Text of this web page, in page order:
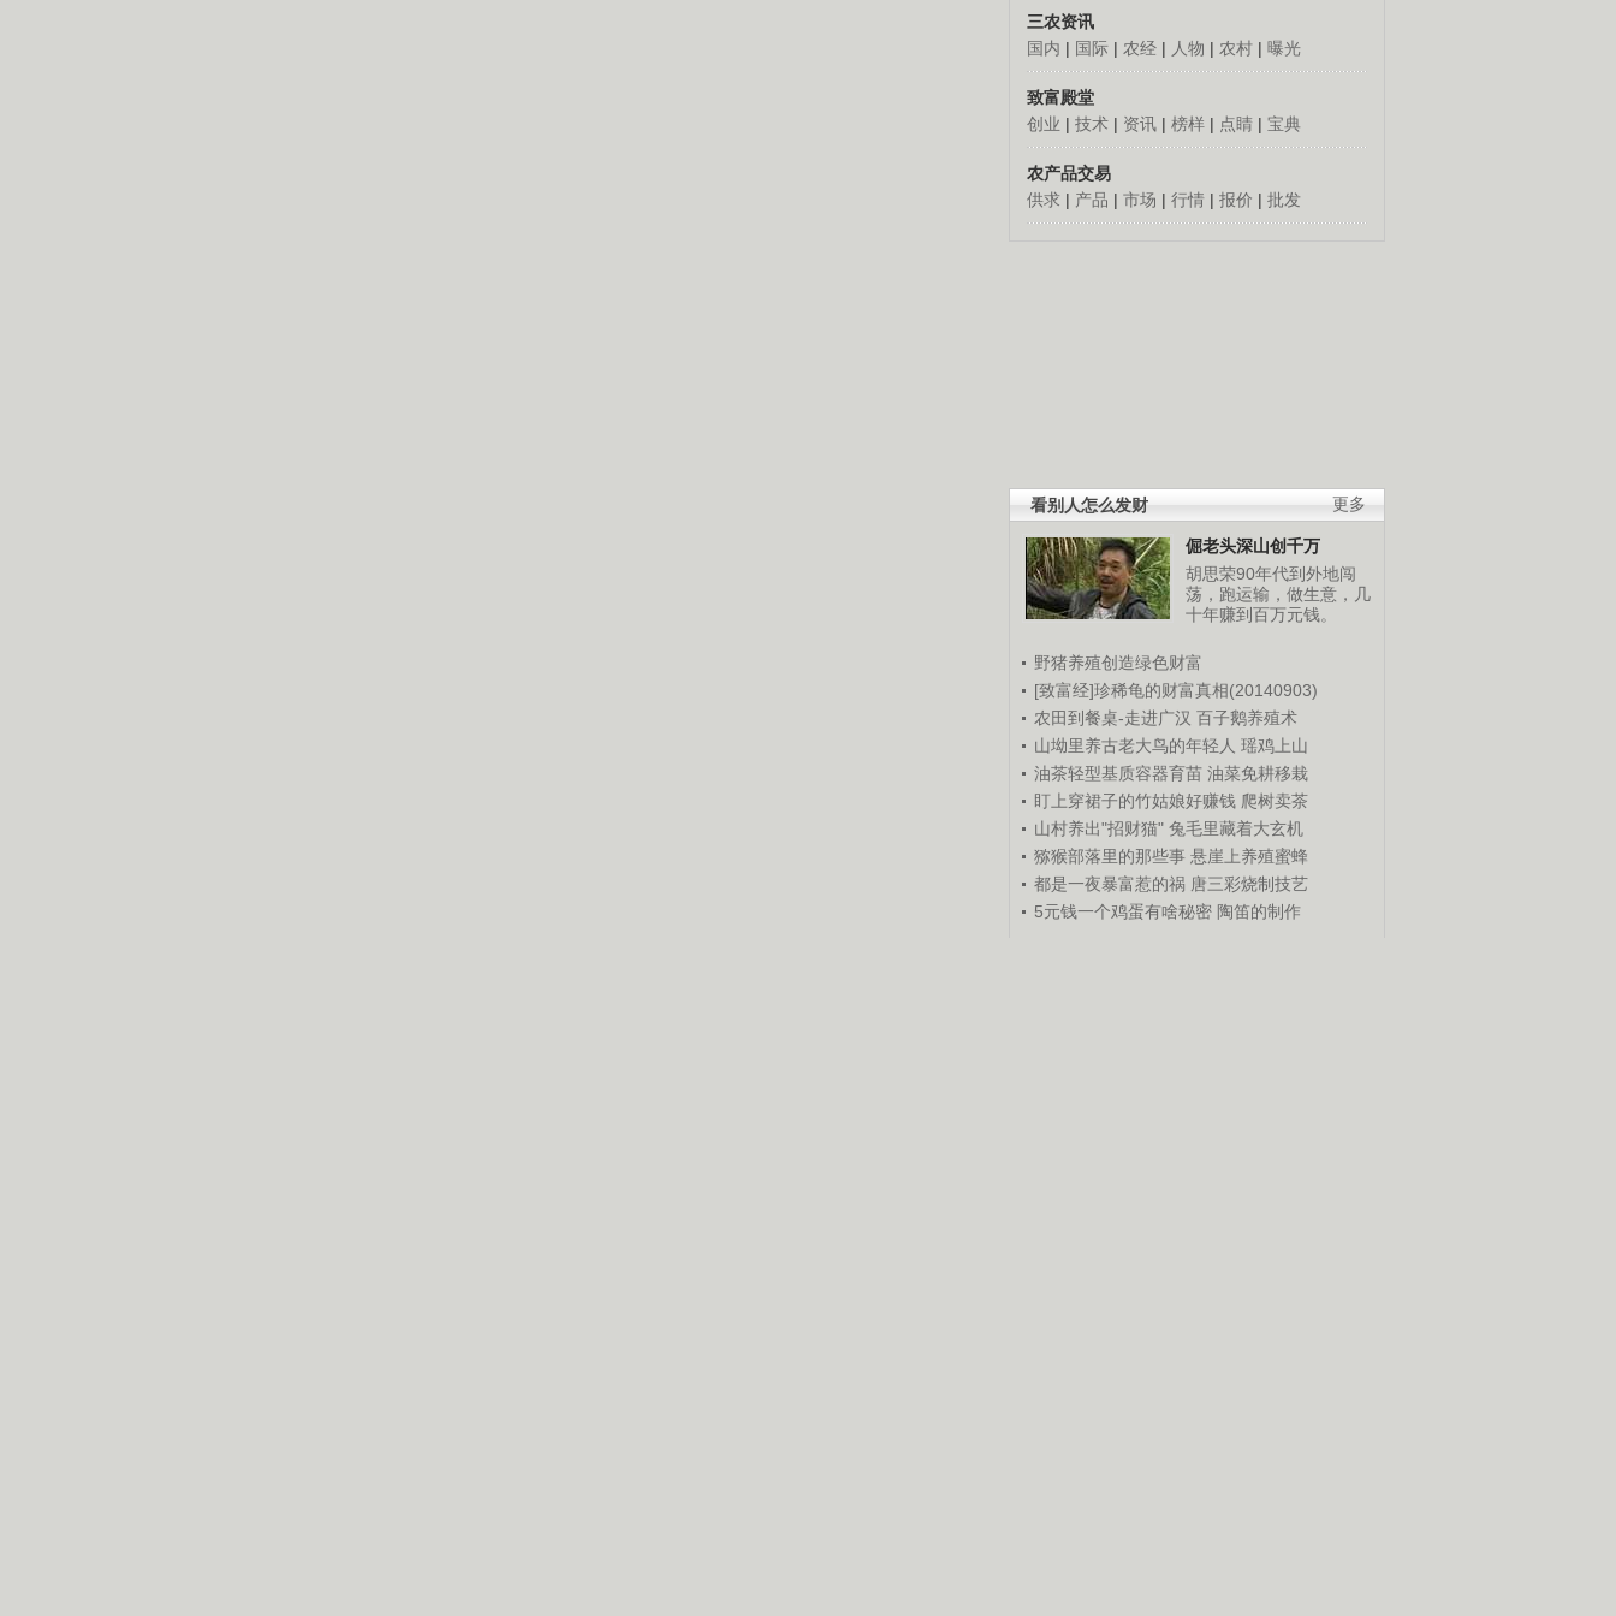
三农资讯
国内 | 国际 | 农经 | 人物 | 农村 | 曝光
致富殿堂
创业 | 技术 | 资讯 | 榜样 | 点睛 | 宝典
农产品交易
供求 | 产品 | 市场 | 行情 | 报价 | 批发
更多
看别人怎么发财
倔老头深山创千万
胡思荣90年代到外地闯
荡，跑运输，做生意，几
十年赚到百万元钱。
野猪养殖创造绿色财富
[致富经]珍稀龟的财富真相(20140903)
农田到餐桌-走进广汉 百子鹅养殖术
山坳里养古老大鸟的年轻人 瑶鸡上山
油茶轻型基质容器育苗 油菜免耕移栽
盯上穿裙子的竹姑娘好赚钱 爬树卖茶
山村养出"招财猫" 兔毛里藏着大玄机
猕猴部落里的那些事 悬崖上养殖蜜蜂
都是一夜暴富惹的祸 唐三彩烧制技艺
5元钱一个鸡蛋有啥秘密 陶笛的制作